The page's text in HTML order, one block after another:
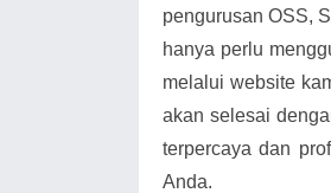
pengurusan OSS,
hanya perlu
melalui website
akan selesai
terpercaya dan
Anda.